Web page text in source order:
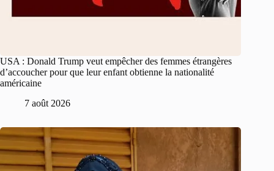
USA : Donald Trump veut empêcher des femmes étrangères
d’accoucher pour que leur enfant obtienne la nationalité
américaine
7 août 2026